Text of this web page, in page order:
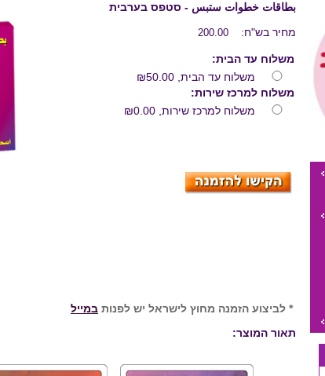
بطاقات خطوات ستبس - סטפס בערבית
מחיר בש"ח: 200.00
משלוח עד הבית:
משלוח עד הבית, ₪50.00
משלוח למרכז שירות:
משלוח למרכז שירות, ₪0.00
* לביצוע הזמנה מחוץ לישראל יש לפנות במייל
תאור המוצר: